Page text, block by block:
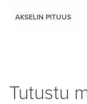
AKSELIN PITUUS
Tutustu